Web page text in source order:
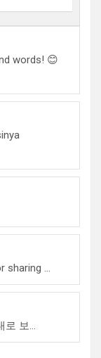
words! 😊
sharing ...
로 보...